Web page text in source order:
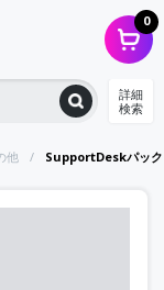
0
詳細
検索
他 SupportDeskパック